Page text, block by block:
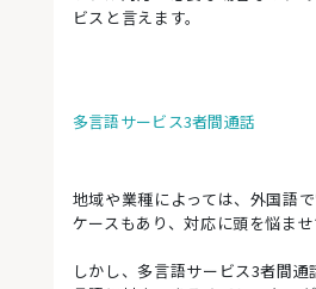
ビスと言えます。
多言語サービス3者間通話
地域や業種によっては、外国語
ケースもあり、対応に頭を悩ませ
しかし、多言語サービス3者間